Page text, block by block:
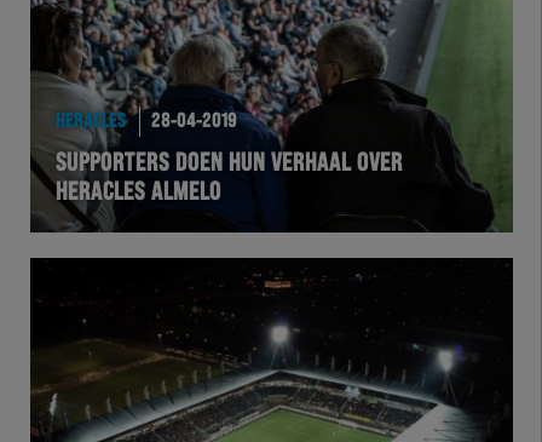
HERACLES 28-04-2019
SUPPORTERS DOEN HUN VERHAAL OVER
HERACLES ALMELO